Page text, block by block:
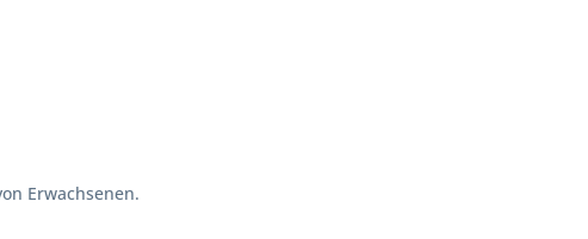
Erwachsenen.